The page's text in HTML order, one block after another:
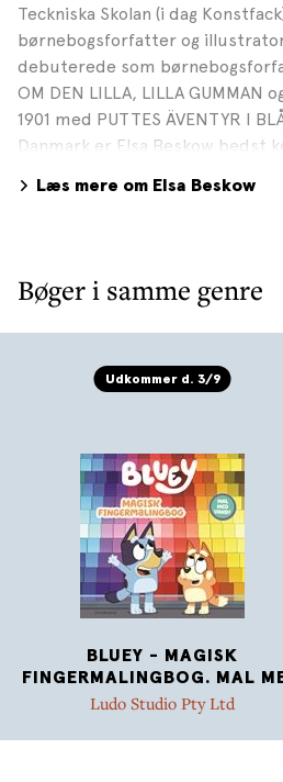
Teckniska Skolan (i dag
børnebogsforfatter og
debuterede som
OM DEN LILLA, LILLA GUMMAN
1901 med PUTTES ÄVENTYR I
Danmark er Elsa Beskow bedst
Læs mere om Elsa Beskow
Bøger i samme genre
Udkommer d. 3/9
BLUEY - MAGISK
FINGERMALINGBOG. MAL
Ludo Studio Pty Ltd